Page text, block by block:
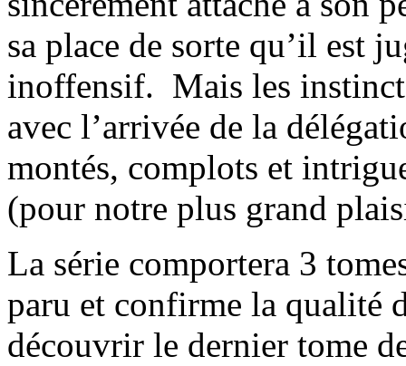
sa place de sorte qu’il est
inoffensif. Mais les
avec l’arrivée de la
montés, complots et
(pour notre plus grand
La série comportera 3
paru et confirme la qualité
découvrir le dernier tome